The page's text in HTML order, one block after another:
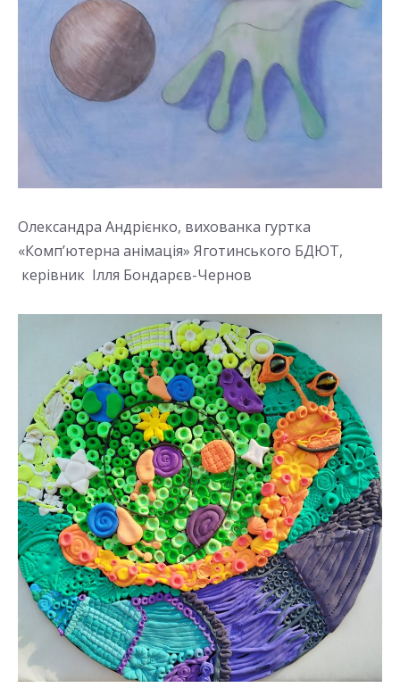
Олександра Андрієнко, вихованка гуртка
«Комп’ютерна анімація» Яготинського БДЮТ,
керівник Ілля Бондарєв-Чернов